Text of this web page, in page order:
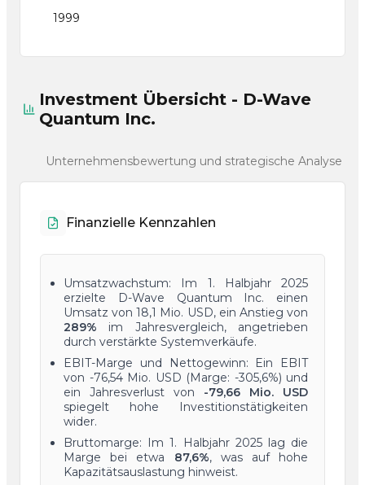
1999
Investment Übersicht - D-Wave
Quantum Inc.
Unternehmensbewertung und strategische Analyse
Finanzielle Kennzahlen
Umsatzwachstum: Im 1. Halbjahr 2025
erzielte D-Wave Quantum Inc. einen
Umsatz von 18,1 Mio. USD, ein Anstieg von
289% im Jahresvergleich, angetrieben
durch verstärkte Systemverkäufe.
EBIT-Marge und Nettogewinn: Ein EBIT
von -76,54 Mio. USD (Marge: -305,6%) und
ein Jahresverlust von -79,66 Mio. USD
spiegelt hohe Investitionstätigkeiten
wider.
Bruttomarge: Im 1. Halbjahr 2025 lag die
Marge bei etwa 87,6%, was auf hohe
Kapazitätsauslastung hinweist.